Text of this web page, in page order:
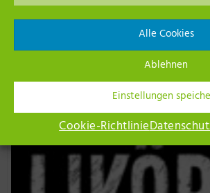
Alle Cookies
Ablehnen
Einstellungen
Cookie-Richtlinie